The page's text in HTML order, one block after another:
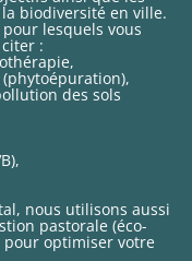
biodiversité en ville.
lesquels vous
:
des sols
nous utilisons aussi
pastorale (éco-
pour optimiser votre